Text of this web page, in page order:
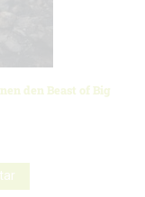
den Beast of Big